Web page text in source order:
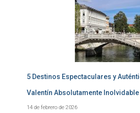
5 Destinos Espectaculares y
Valentín Absolutamente Inolvidable
14 de febrero de 2026